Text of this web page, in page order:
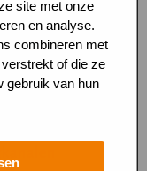
site met onze
en analyse.
combineren met
of die ze
gebruik van hun
de
op